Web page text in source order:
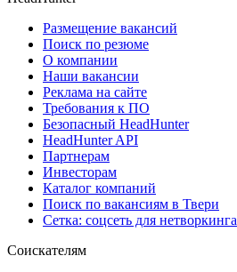
Размещение вакансий
Поиск по резюме
О компании
Наши вакансии
Реклама на сайте
Требования к ПО
Безопасный HeadHunter
HeadHunter API
Партнерам
Инвесторам
Каталог компаний
Поиск по вакансиям в Твери
Сетка: соцсеть для нетворкинга
Соискателям